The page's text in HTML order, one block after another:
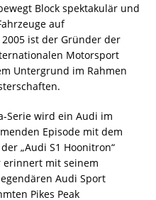
Block spektakulär und
auf
ist der Gründer der
Motorsport
Untergrund im Rahmen
Serie wird ein Audi im
Episode mit dem
„Audi S1 Hoonitron“
erinnert mit seinem
Audi Sport
Pikes Peak